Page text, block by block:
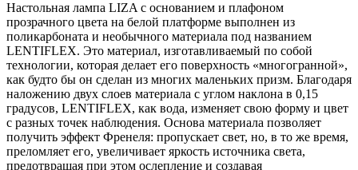
Настольная лампа LIZA с основанием и плафоном
прозрачного цвета на белой платформе выполнен из
поликарбоната и необычного материала под названием
LENTIFLEX. Это материал, изготавливаемый по собой
технологии, которая делает его поверхность «многогранной»,
как будто бы он сделан из многих маленьких призм. Благодаря
наложению двух слоев материала с углом наклона в 0,15
градусов, LENTIFLEX, как вода, изменяет свою форму и цвет
с разных точек наблюдения. Основа материала позволяет
получить эффект Френеля: пропускает свет, но, в то же время,
преломляет его, увеличивает яркость источника света,
предотвращая при этом ослепление и создавая